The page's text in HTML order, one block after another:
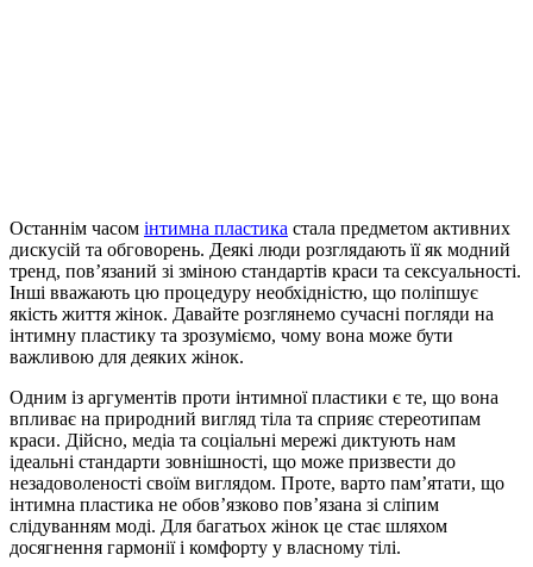
Останнім часом інтимна пластика стала предметом активних
дискусій та обговорень. Деякі люди розглядають її як модний
тренд, пов’язаний зі зміною стандартів краси та сексуальності.
Інші вважають цю процедуру необхідністю, що поліпшує
якість життя жінок. Давайте розглянемо сучасні погляди на
інтимну пластику та зрозуміємо, чому вона може бути
важливою для деяких жінок.
Одним із аргументів проти інтимної пластики є те, що вона
впливає на природний вигляд тіла та сприяє стереотипам
краси. Дійсно, медіа та соціальні мережі диктують нам
ідеальні стандарти зовнішності, що може призвести до
незадоволеності своїм виглядом. Проте, варто пам’ятати, що
інтимна пластика не обов’язково пов’язана зі сліпим
слідуванням моді. Для багатьох жінок це стає шляхом
досягнення гармонії і комфорту у власному тілі.